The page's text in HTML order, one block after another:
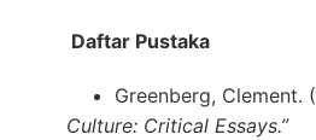
Daftar Pustaka
Greenberg, Clement.
Culture: Critical Essays.”